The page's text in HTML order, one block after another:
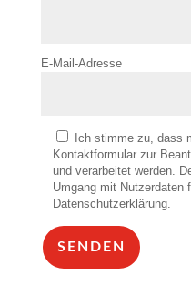
E-Mail-Adresse
Ich stimme zu, dass
Kontaktformular zur
und verarbeitet werden.
Umgang mit Nutzerdaten
Datenschutzerklärung.
SENDEN